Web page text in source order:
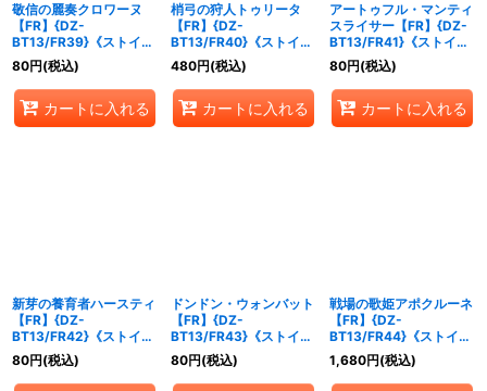
敬信の麗奏クロワーヌ
【FR】{DZ-
BT13/FR39}《ストイケ
イア》
80円(税込)
カートに入れる
梢弓の狩人トゥリータ
【FR】{DZ-
BT13/FR40}《ストイケ
イア》
480円(税込)
カートに入れる
アートゥフル・マンティ
スライサー【FR】{DZ-
BT13/FR41}《ストイケ
イア》
80円(税込)
カートに入れる
新芽の養育者ハースティ
【FR】{DZ-
BT13/FR42}《ストイケ
イア》
80円(税込)
ドンドン・ウォンバット
【FR】{DZ-
BT13/FR43}《ストイケ
イア》
80円(税込)
戦場の歌姫アポクルーネ
【FR】{DZ-
BT13/FR44}《ストイケ
イア》
1,680円(税込)